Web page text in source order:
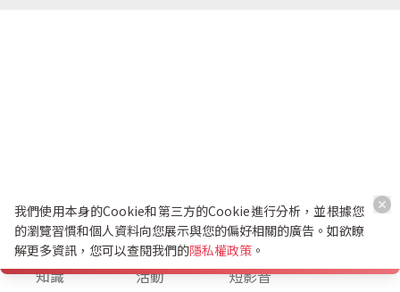
知識 活動 短影音
K幣兌換
我們使用本身的Cookie和第三方的Cookie進行分析，並根據您
的瀏覽習慣和個人資料向您展示與您的偏好相關的廣告。如欲瞭
解更多資訊，您可以查閱我們的隱私權政策 。